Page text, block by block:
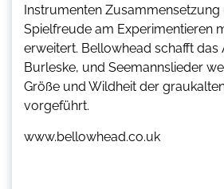
Instrumenten
Spielfreude am Experimentieren
erweitert. Bellowhead schafft das
Burleske, und Seemannslieder
Größe und Wildheit der
vorgeführt.
www.bellowhead.co.uk